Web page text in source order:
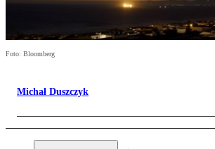
Foto: Bloomberg
Michał Duszczyk